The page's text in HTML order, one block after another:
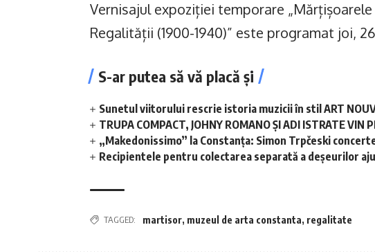
Vernisajul expoziției temporare
Regalității (1900-1940)” este programat joi,
S-ar putea să vă placă și
Sunetul viitorului rescrie istoria muzicii în stil ART
TRUPA COMPACT, JOHNY ROMANO ȘI ADI ISTRATE VIN
„Makedonissimo” la Constanța: Simon Trpčeski
Recipientele pentru colectarea separată a deșeurilor
TAGGED: martisor, muzeul de arta constanta, regalitate